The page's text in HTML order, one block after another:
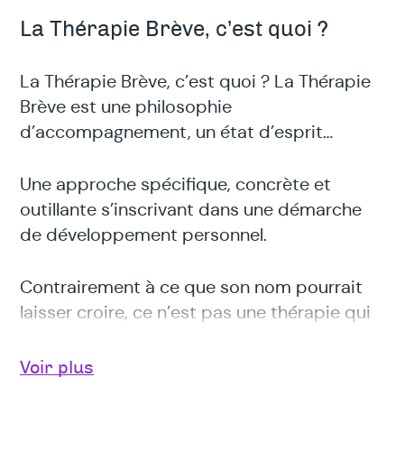
La Thérapie Brève, c’est quoi ?
La Thérapie Brève, c’est quoi ? La Thérapie
Brève est une philosophie
d’accompagnement, un état d’esprit…
Une approche spécifique, concrète et
outillante s’inscrivant dans une démarche
de développement personnel.
Contrairement à ce que son nom pourrait
laisser croire, ce n’est pas une thérapie qui
de séances.
Voir plus